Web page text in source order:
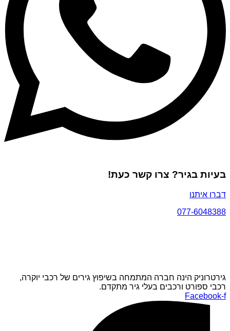
בעיות בגיר? צרו קשר כעת!
דברו איתנו
077-6048388
גירטרוניק הינה חברה המתמחה בשיפוץ גירים של רכבי יוקרה,
רכבי ספורט ורכבים בעלי גיר מתקדם.
Facebook-f